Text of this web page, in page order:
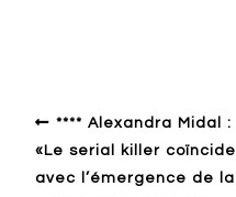
**** Alexandra Midal :
«Le serial killer coïncide
avec l’émergence de la